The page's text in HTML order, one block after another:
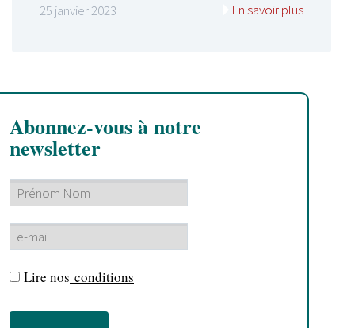
25 janvier 2023 En savoir plus
Abonnez-vous à notre
newsletter
Lire nos conditions